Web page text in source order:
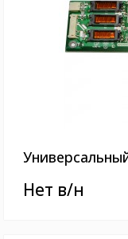
Нет в/н